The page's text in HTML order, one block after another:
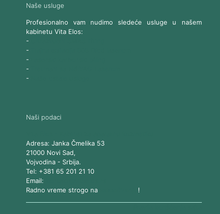
Naše usluge
Profesionalno vam nudimo sledeće usluge u našem
kabinetu Vita Elos:
-
-
-
-
-
Naši podaci
Adresa: Janka Čmelika 53
21000 Novi Sad,
Vojvodina- Srbija.
Tel: +381 65 201 21 10
Email:
Radno vreme strogo na
!